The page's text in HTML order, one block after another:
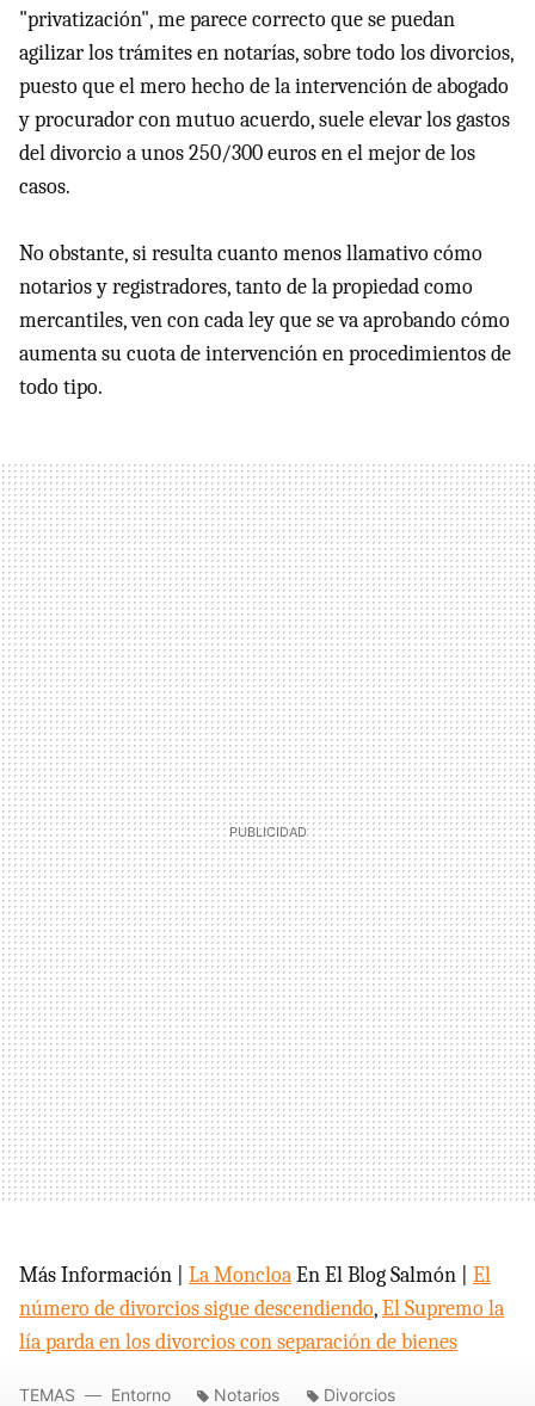
"privatización", me parece correcto que se puedan
agilizar los trámites en notarías, sobre todo los divorcios,
puesto que el mero hecho de la intervención de abogado
y procurador con mutuo acuerdo, suele elevar los gastos
del divorcio a unos 250/300 euros en el mejor de los
casos.
No obstante, si resulta cuanto menos llamativo cómo
notarios y registradores, tanto de la propiedad como
mercantiles, ven con cada ley que se va aprobando cómo
aumenta su cuota de intervención en procedimientos de
todo tipo.
Más Información | La MoncloaEn El Blog Salmón | El
número de divorcios sigue descendiendo,El Supremo la
lía parda en los divorcios con separación de bienes
TEMAS Entorno Notarios Divorcios